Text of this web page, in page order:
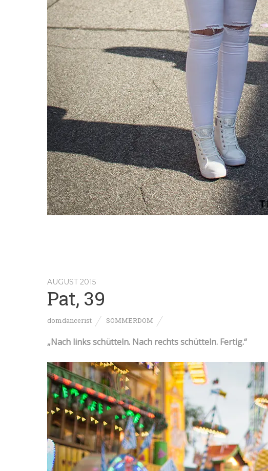
AUGUST 2015
Pat, 39
domdancerist SOMMERDOM
„Nach links schütteln. Nach rechts schütteln. Fertig.“